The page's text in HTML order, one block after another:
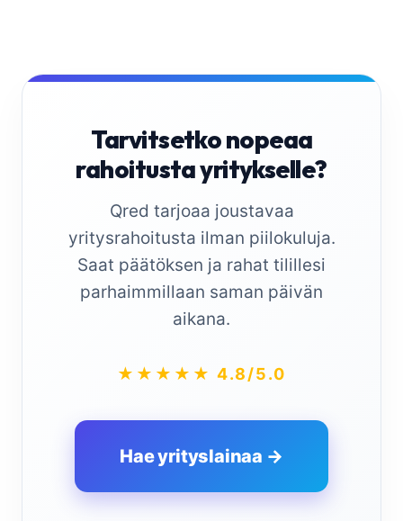
Tarvitsetko nopeaa
rahoitusta yritykselle?
Qred tarjoaa joustavaa
yritysrahoitusta ilman piilokuluja.
Saat päätöksen ja rahat tilillesi
parhaimmillaan saman päivän
aikana.
★★★★★ 4.8/5.0
Hae yrityslainaa →